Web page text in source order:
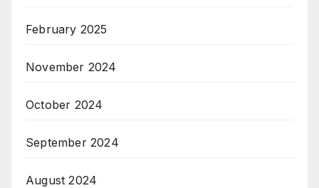
February 2025
November 2024
October 2024
September 2024
August 2024